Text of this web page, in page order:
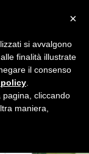
che ci ha
18, solo su
×
si avvalgono
finalità illustrate
il consenso
cliccando
maniera,